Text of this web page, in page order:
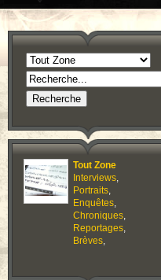
Tout Zone
Interviews,
Portraits,
Enquêtes,
Chroniques,
Reportages,
Brèves,